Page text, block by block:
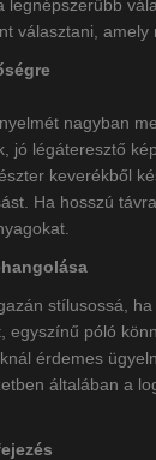
legnépszerűbb
választani, amely
nagyban
jó légáteresztő
keverékből
Ha hosszú
stílusossá,
egyszínű póló
érdemes
általában a